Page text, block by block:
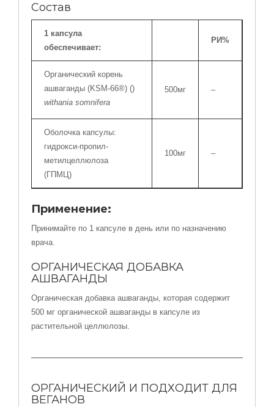
Состав
1 капсула
обеспечивает:
РИ%
Органический корень
ашваганды (KSM-66®) (
withania somnifera
) 500мг –
Оболочка капсулы:
гидрокси-пропил-
метилцеллюлоза
(ГПМЦ)
100мг –
Применение:
Принимайте по 1 капсуле в день или по назначению
врача.
ОРГАНИЧЕСКАЯ ДОБАВКА
АШВАГАНДЫ
Органическая добавка ашваганды, которая содержит
500 мг органической ашваганды в капсуле из
растительной целлюлозы.
ОРГАНИЧЕСКИЙ И ПОДХОДИТ ДЛЯ
ВЕГАНОВ